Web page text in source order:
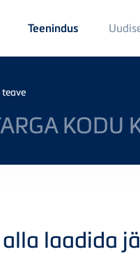
Teenindus
teave
KODU
laadida